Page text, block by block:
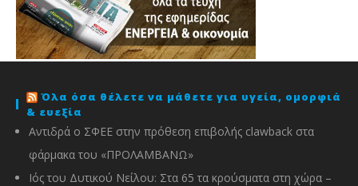
Όλα όσα θέλετε να μάθετε για υγεία, ομορφιά
& ευεξία
Αντιδρά ο ΣΦΕΕ στην πρόθεση επιβολής clawback στα
φάρμακα του «ΠΡΟΛΑΜΒΑΝΩ»
Ιός του Δυτικού Νείλου: Στα 65 τα κρούσματα στη χώρα –